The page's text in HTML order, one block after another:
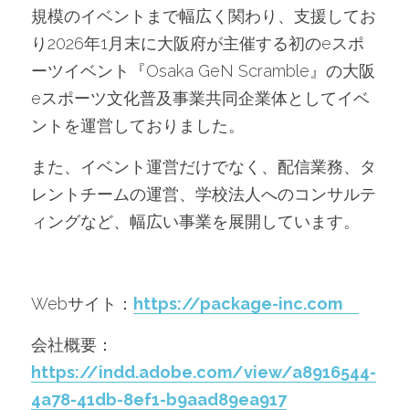
規模のイベントまで幅広く関わり、支援してお
り2026年1月末に大阪府が主催する初のeスポ
ーツイベント『Osaka GeN Scramble』の大阪
eスポーツ文化普及事業共同企業体としてイベ
ントを運営しておりました。
また、イベント運営だけでなく、配信業務、タ
レントチームの運営、学校法人へのコンサルテ
ィングなど、幅広い事業を展開しています。
Webサイト： https://package-inc.com
会社概要：
https://indd.adobe.com/view/a8916544-
4a78-41db-8ef1-b9aad89ea917